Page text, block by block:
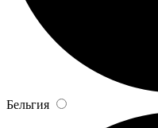
Бельгия